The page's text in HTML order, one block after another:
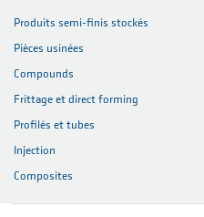
Produits semi-finis stockés
Pièces usinées
Compounds
Frittage et direct forming
Profilés et tubes
Injection
Composites